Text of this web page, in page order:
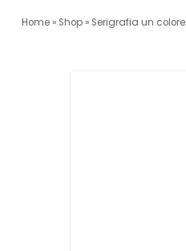
Home » Shop » Serigrafia un colore